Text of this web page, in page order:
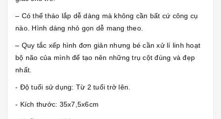
– Có thể tháo lắp dễ dàng mà không cần bất cứ công cụ
nào. Hình dáng nhỏ gọn dễ mang theo.
– Quy tắc xếp hình đơn giản nhưng bé cần xử lí linh hoạt
bộ não của mình để tạo nên những trụ cột đúng và đẹp
nhất.
- Độ tuổi sử dụng: Từ 2 tuổi trở lên.
- Kích thước: 35x7,5x6cm